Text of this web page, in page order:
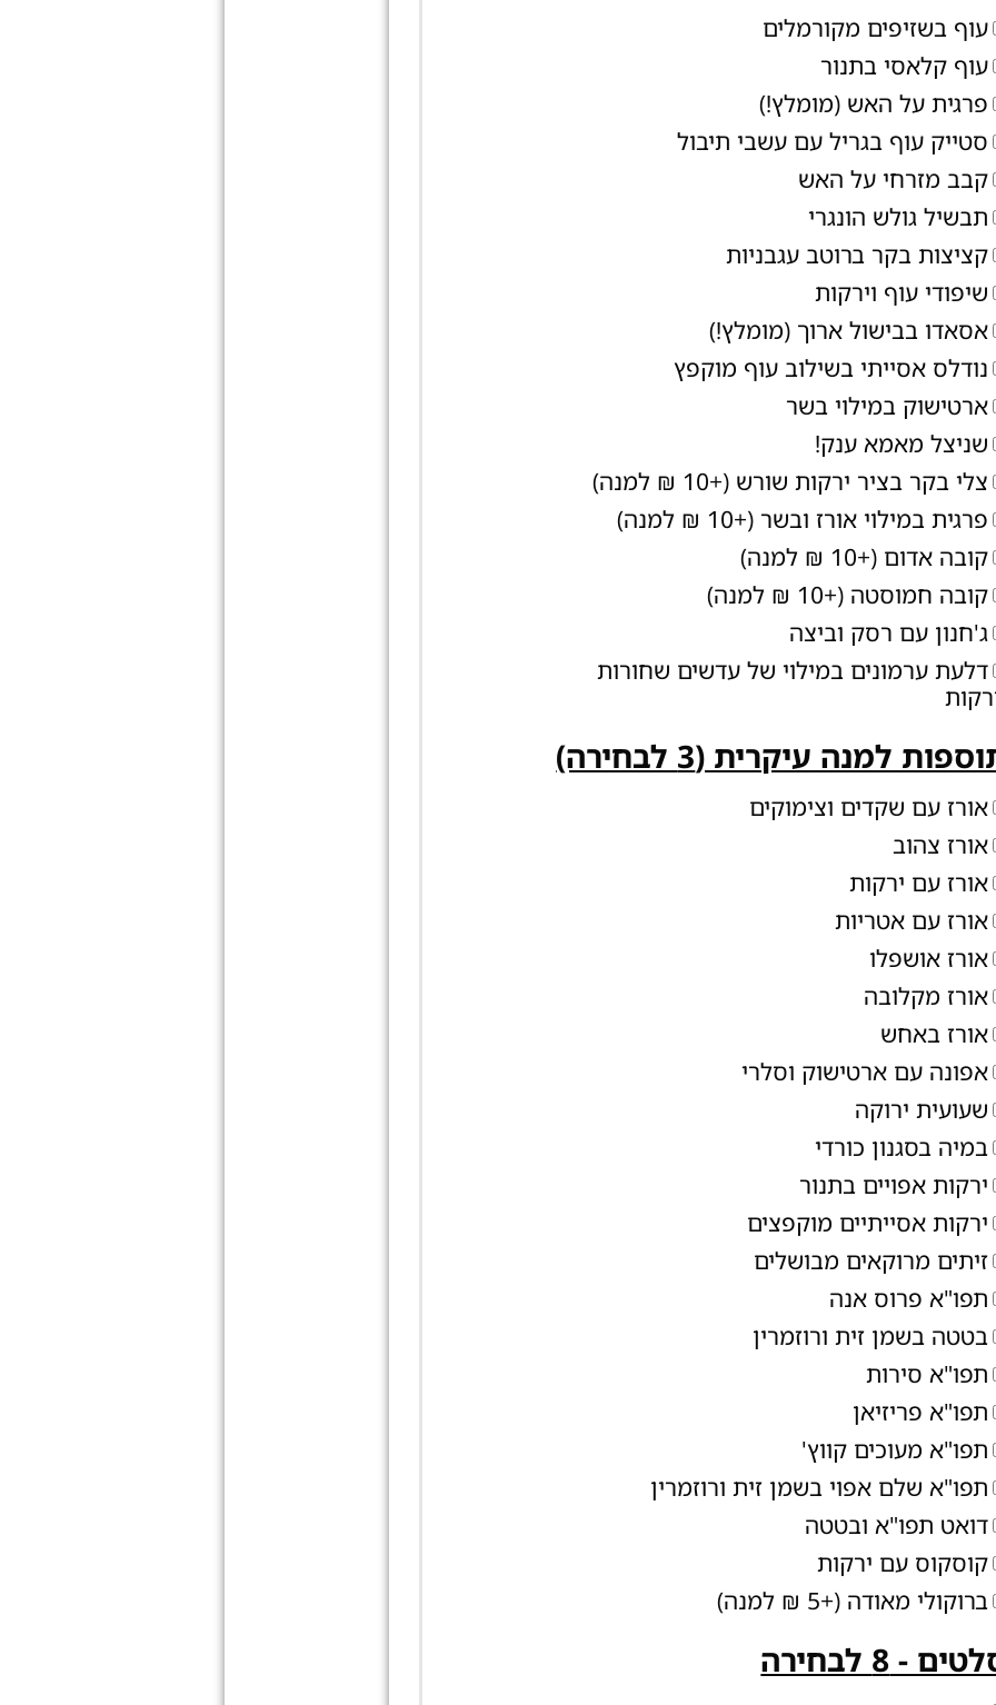
עוף בשזיפים מקורמלים
עוף קלאסי בתנור
פרגית על האש (מומלץ!)
סטייק עוף בגריל עם עשבי תיבול
קבב מזרחי על האש
תבשיל גולש הונגרי
קציצות בקר ברוטב עגבניות
שיפודי עוף וירקות
אסאדו בבישול ארוך (מומלץ!)
נודלס אסייתי בשילוב עוף מוקפץ
ארטישוק במילוי בשר
שניצל מאמא ענק!
צלי בקר בציר ירקות שורש (+10 ₪ למנה)
פרגית במילוי אורז ובשר (+10 ₪ למנה)
קובה אדום (+10 ₪ למנה)
קובה חמוסטה (+10 ₪ למנה)
ג'חנון עם רסק וביצה
דלעת ערמונים במילוי של עדשים שחורות
למנה עיקרית (3 לבחירה)
אורז עם שקדים וצימוקים
אורז צהוב
אורז עם ירקות
אורז עם אטריות
אורז אושפלו
אורז מקלובה
אורז באחש
אפונה עם ארטישוק וסלרי
שעועית ירוקה
במיה בסגנון כורדי
ירקות אפויים בתנור
ירקות אסייתיים מוקפצים
זיתים מרוקאים מבושלים
תפו"א פרוס אנה
בטטה בשמן זית ורוזמרין
תפו"א סירות
תפו"א פריזיאן
תפו"א מעוכים קווץ'
תפו"א שלם אפוי בשמן זית ורוזמרין
דואט תפו"א ובטטה
קוסקוס עם ירקות
ברוקולי מאודה (+5 ₪ למנה)
- 8 לבחירה